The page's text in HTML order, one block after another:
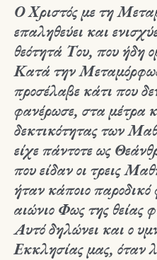
Ο Χριστός με τη
επαληθεύει και
θεότητά Του, που ήδη
Κατά την
προσέλαβε κάτι που
φανέρωσε, στα μέτρα
δεκτικότητας των
είχε πάντοτε ως
που είδαν οι τρεις
ήταν κάποιο
αιώνιο Φως της θείας
Αυτό δηλώνει και ο
Εκκλησίας μας, όταν